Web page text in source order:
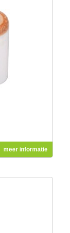
meer informatie